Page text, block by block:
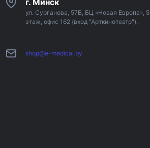
ул. Сурганова, 57Б, БЦ «Новая Европа», 5
этаж, офис 162 (вход "Арткинотеатр").
shop@e-medical.by